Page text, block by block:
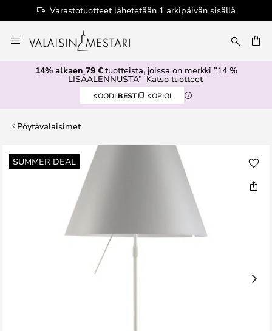
Varastotuotteet lähetetään 1 arkipäivän sisällä
to
Content
14% alkaen 79 €tuotteista, joissa on merkki ”14 %
LISÄALENNUSTA” Katso tuotteet
KOODI:BEST KOPIOI
Pöytävalaisimet
SUMMER DEAL
Skip
to